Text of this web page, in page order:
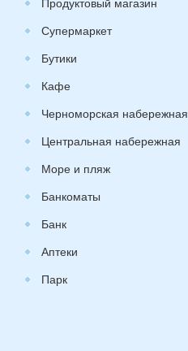
Супермаркет
Бутики
Кафе
Черноморская набережная
Центральная набережная
Море и пляж
Банкоматы
Банк
Аптеки
Парк